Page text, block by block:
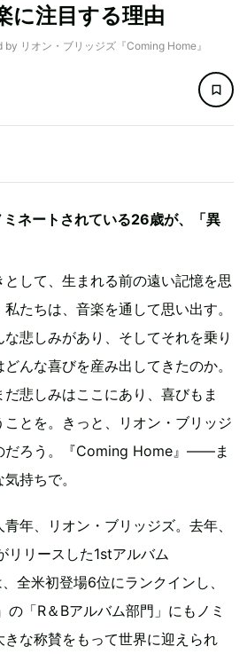
に注目する理由
by リオン・ブリッジズ『Coming Home』
ミネートされている26歳が、「異
して、生まれる前の遠い記憶を思
たちは、音楽を通して思い出す。
悲しみがあり、そしてそれを乗り
んな喜びを産み出してきたのか。
悲しみはここにあり、喜びもま
とを。きっと、リオン・ブリッジ
だろう。『Coming Home』――ま
持ちで。
年、リオン・ブリッジズ。去年、
リリースした1stアルバム
全米初登場6位にランクインし、
の「R＆Bアルバム部門」にもノミ
な称賛をもって世界に迎えられ